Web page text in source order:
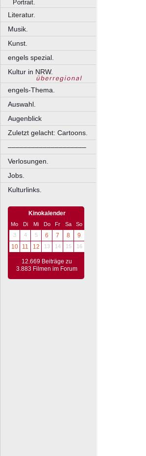
Portrait.
Literatur.
Musik.
Kunst.
engels spezial.
Kultur in NRW.
engels-Thema.
Auswahl.
Augenblick
Zuletzt gelacht: Cartoons.
––––––––––––––––––––
Verlosungen.
Jobs.
Kulturlinks.
Kinokalender
Mo Di Mi Do Fr Sa
So
3
4 5 6 7 8
9
10
11 12 13 14 15 16
12.669 Beiträge zu
3.883 Filmen im Forum